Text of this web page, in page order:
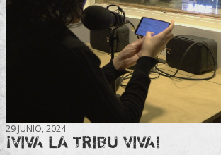
29 JUNIO, 2024
¡VIVA LA TRIBU VIVA!